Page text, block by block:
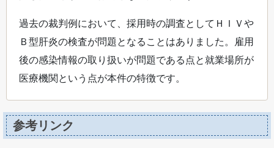
過去の裁判例において、採用時の調査としてＨＩＶや
Ｂ型肝炎の検査が問題となることはありました。雇用
後の感染情報の取り扱いが問題である点と就業場所が
医療機関という点が本件の特徴です。
参考リンク